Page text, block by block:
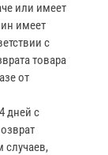
или имеет
имеет
с
товара
от
дней с
случаев,